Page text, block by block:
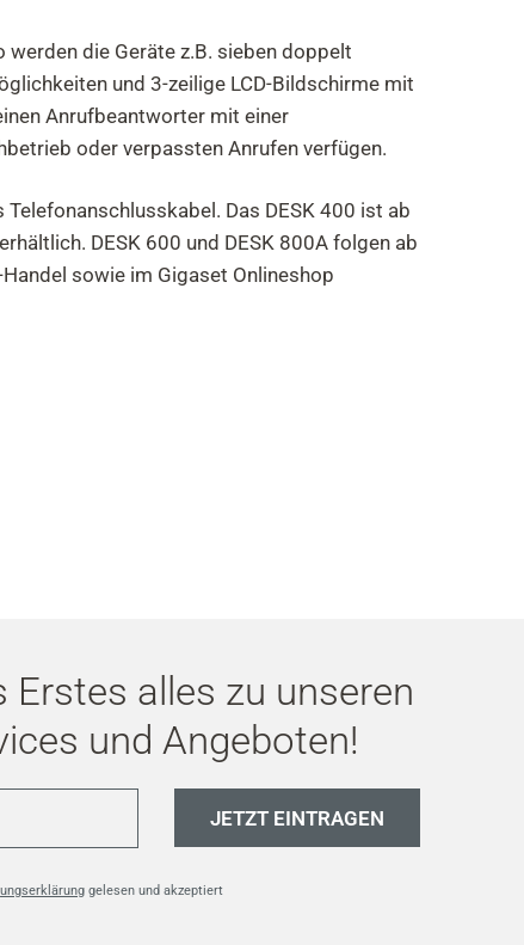
die Geräte z.B. sieben doppelt
und 3-zeilige LCD-Bildschirme mit
Anrufbeantworter mit einer
oder verpassten Anrufen verfügen.
Das DESK 400 ist ab
DESK 600 und DESK 800A folgen ab
sowie im Gigaset Onlineshop
Erstes alles zu unseren
und Angeboten!
JETZT EINTRAGEN
gelesen und akzeptiert